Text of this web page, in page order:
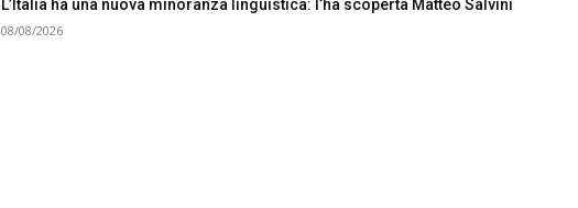
L’Italia ha una nuova minoranza linguistica: l’ha scoperta Matteo Salvini
08/08/2026